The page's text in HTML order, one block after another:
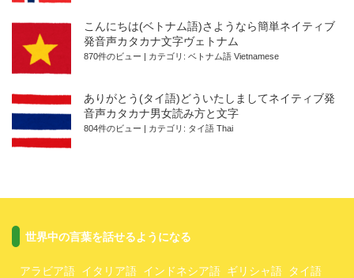
こんにちは(ベトナム語)さようなら簡単ネイティブ
発音声カタカナ文字ヴェトナム
870件のビュー | カテゴリ: ベトナム語 Vietnamese
ありがとう(タイ語)どういたしましてネイティブ発
音声カタカナ男女読み方と文字
804件のビュー | カテゴリ: タイ語 Thai
世界中の言葉を話せるようになる
アラビア語 イタリア語 インドネシア語 ギリシャ語 タイ語